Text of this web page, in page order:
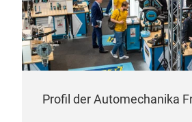
Profil der Automechanika